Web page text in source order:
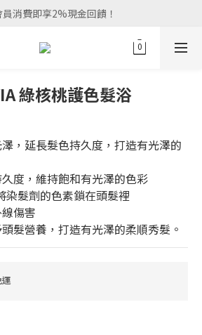
消費即享2%現金回饋！
綠核桃護色髮浴
，延長髮色持久度，打造有光澤的
度，維持飽和有光澤的色彩
染髮劑的色素鎖在頭髮裡
傷害
髮營養，打造有光澤的柔順秀髮。